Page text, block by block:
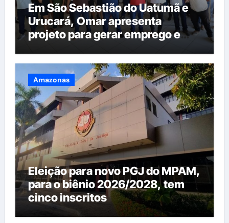
Em São Sebastião do Uatumã e
Urucará, Omar apresenta
projeto para gerar emprego e
Amazonas
Eleição para novo PGJ do MPAM,
para o biênio 2026/2028, tem
cinco inscritos